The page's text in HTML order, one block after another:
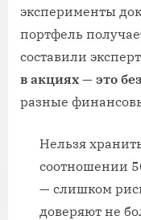
эксперименты
портфель
составили
в акциях — это
разные
Нельзя
соотношении
— слишком
доверяют не